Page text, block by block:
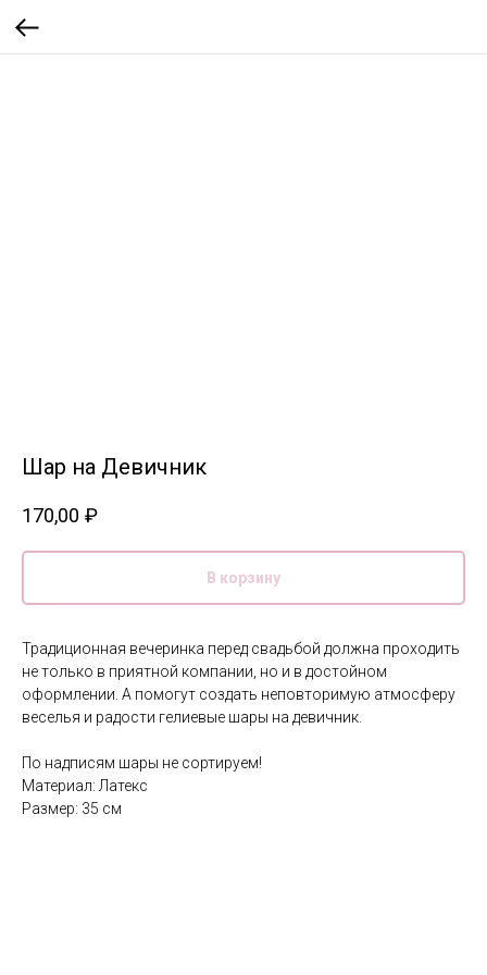
Шар на Девичник
170,00 ₽
В корзину
Традиционная вечеринка перед свадьбой должна проходить
не только в приятной компании, но и в достойном
оформлении. А помогут создать неповторимую атмосферу
веселья и радости гелиевые шары на девичник.
По надписям шары не сортируем!
Материал: Латекс
Размер: 35 см